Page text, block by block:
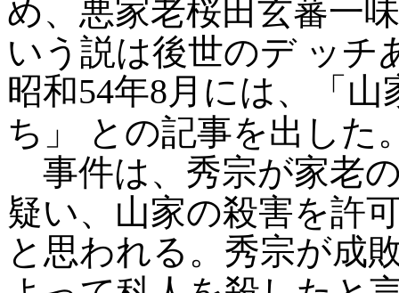
め、悪家老桜田玄蕃一
いう説は後世のデ ッチ
昭和54年8月には、「
ち」
との記事を出した
事件は、秀宗が家老
疑い、山家の殺害を許
と思われる。秀宗が成